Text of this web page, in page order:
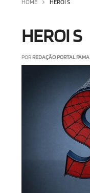
HOME HEROI S
HEROI S
POR REDAÇÃO PORTAL FAMA